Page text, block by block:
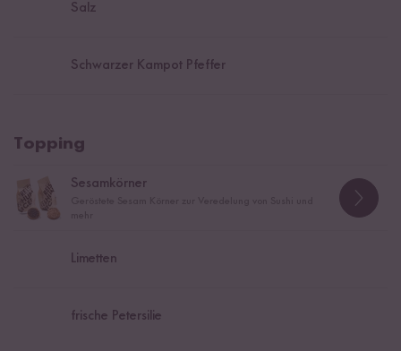
Salz
Schwarzer Kampot Pfeffer
Topping
Sesamkörner
Limetten
frische Petersilie